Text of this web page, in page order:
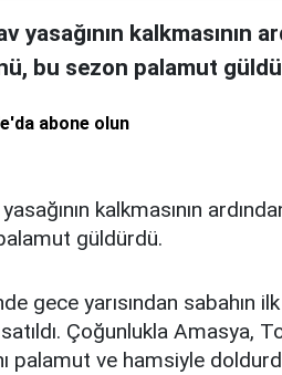
yasağının kalkmasının
bu sezon palamut
abone olun
kalkmasının
güldürdü.
gece yarısından sabahın
Çoğunlukla Amasya,
palamut ve hamsiyle